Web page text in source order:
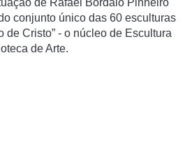
de Rafael Bordalo Pinheiro
conjunto único das 60 esculturas
de Cristo” - o núcleo de Escultura
de Arte.